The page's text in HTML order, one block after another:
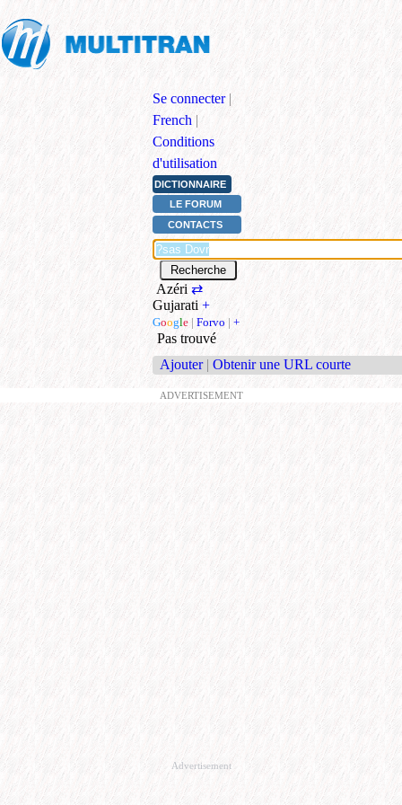
Se connecter |
French |
Conditions
d'utilisation
DICTIONNAIRE
LE FORUM
CONTACTS
Azéri ⇄
Gujarati +
Google | Forvo | +
Pas trouvé
Ajouter | Obtenir une URL courte
ADVERTISEMENT
Advertisement